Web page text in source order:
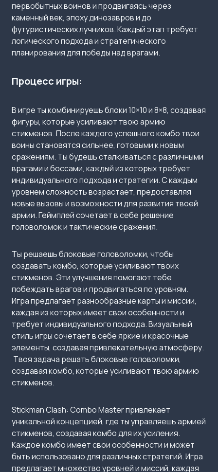
первобытных воинов и продвигаясь через
каменный век, эпоху динозавров и до
футуристических лучников. Каждый этап требует
логического подхода и стратегического
планирования для победы над врагами.​
Процесс игры:
В игре ты комбинируешь блоки 10×10 и 8×8, создавая
фигуры, которые усиливают твою армию
стикменов. После каждого успешного комбо твои
воины становятся сильнее, готовыми к новым
сражениям. Ты будешь сталкиваться с различными
врагами и боссами, каждый из которых требует
индивидуального подхода и стратегии. С каждым
уровнем сложность возрастает, предоставляя
новые вызовы и возможности для развития твоей
армии.​ Геймплей сочетает в себе решение
головоломок и тактические сражения.
Ты решаешь блоковые головоломки, чтобы
создавать комбо, которые усиливают твоих
стикменов. Эти улучшения помогают тебе
побеждать врагов и продвигаться по уровням.
Игра предлагает разнообразные карты и миссии,
каждая из которых имеет свои особенности и
требует индивидуального подхода. Визуальный
стиль игры сочетает в себе яркие и красочные
элементы, создавая привлекательную атмосферу.​
Твоя задача решать блоковые головоломки,
создавая комбо, которые усиливают твою армию
стикменов.
Stickman Clash: Combo Master привлекает
уникальной концепцией, где ты управляешь армией
стикменов, создавая комбо для их усиления.
Каждое комбо имеет свои особенности и может
быть использовано для различных стратегий. Игра
предлагает множество уровней и миссий, каждая